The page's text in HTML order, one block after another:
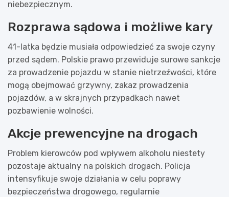
niebezpiecznym.
Rozprawa sądowa i możliwe kary
41-latka będzie musiała odpowiedzieć za swoje czyny
przed sądem. Polskie prawo przewiduje surowe sankcje
za prowadzenie pojazdu w stanie nietrzeźwości, które
mogą obejmować grzywny, zakaz prowadzenia
pojazdów, a w skrajnych przypadkach nawet
pozbawienie wolności.
Akcje prewencyjne na drogach
Problem kierowców pod wpływem alkoholu niestety
pozostaje aktualny na polskich drogach. Policja
intensyfikuje swoje działania w celu poprawy
bezpieczeństwa drogowego, regularnie